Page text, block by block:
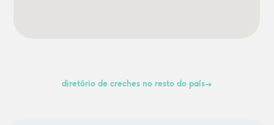
diretório de creches no resto do país